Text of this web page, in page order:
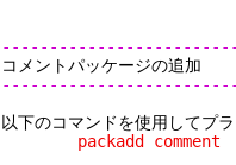
コメントパッケ
以下のコマンドを使用してプ
packadd comment